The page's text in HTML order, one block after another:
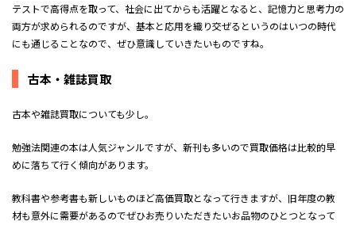
テストで高得点を取って、社会に出てからも活躍となると、記憶力と思考力の
両方が求められるのですが、基本と応用を織り交ぜるというのはいつの時代
にも通じることなので、ぜひ意識していきたいものですね。
古本・雑誌買取
古本や雑誌買取についても少し。
勉強法関連の本は人気ジャンルですが、新刊も多いので買取価格は比較的早
めに落ちて行く傾向があります。
教科書や参考書も新しいものほど高価買取となって行きますが、旧年度の教
材も意外に需要があるのでぜひお売りいただきたいお品物のひとつとなって